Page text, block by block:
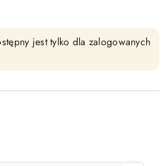
jest tylko dla zalogowanych